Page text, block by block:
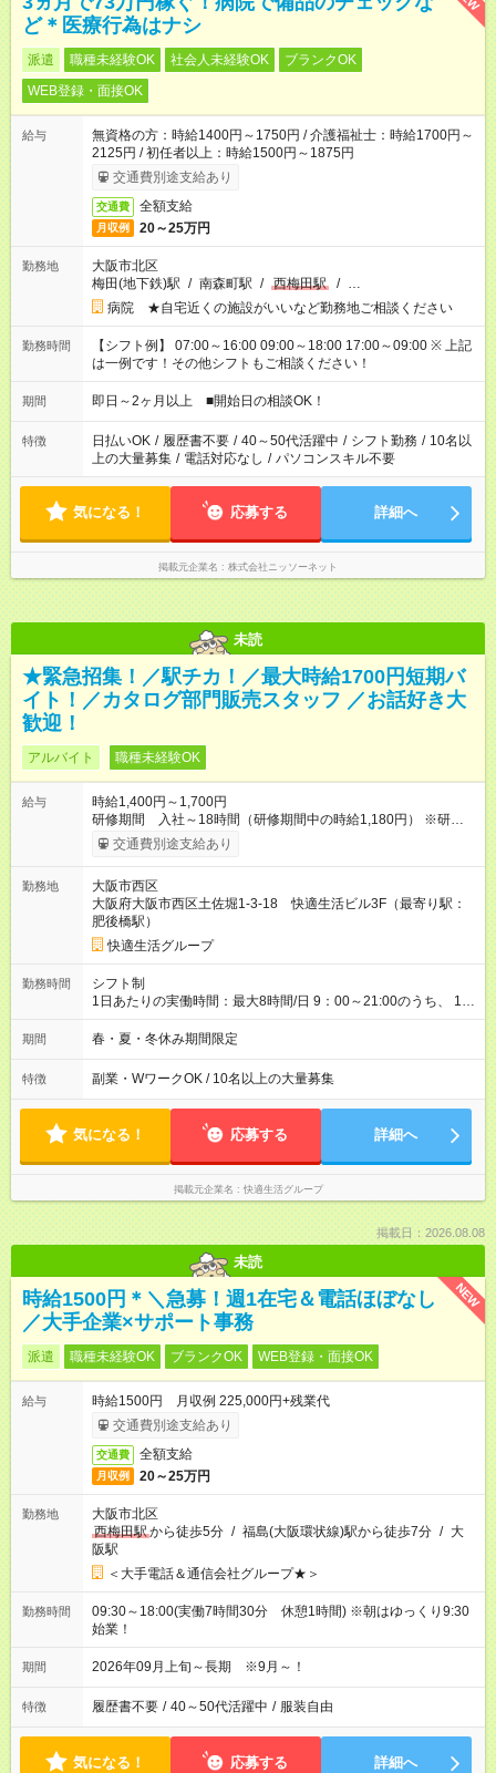
ど＊医療行為はナシ
派遣 職種未経験OK 社会人未経験OK
ブランクOK
WEB登録・面接OK
給与
無資格の方：時給1400円～1750円 / 介護福祉士：時給1700円～
2125円 / 初任者以上：時給1500円～1875円
交通費別途支給あり
交通費 全額支給
月収例 20～25万円
勤務地
大阪市北区
梅田(地下鉄)駅 / 南森町駅 / 西梅田駅 / …
病院 ★自宅近くの施設がいいなど勤務地ご相談ください
勤務時間
【シフト例】 07:00～16:00 09:00～18:00 17:00～09:00 ※ 上記
は一例です！その他シフトもご相談ください！
期間 即日～2ヶ月以上 ■開始日の相談OK！
特徴 日払いOK / 履歴書不要 / 40～50代活躍中 / シフト勤務 / 10名以
上の大量募集 / 電話対応なし / パソコンスキル不要
気になる！ 応募する 詳細へ
掲載元企業名 株式会社ニッソーネット
未読
★緊急招集！／駅チカ！／最大時給1700円短期バ
イト！／カタログ部門販売スタッフ ／お話好き大
歓迎！
アルバイト 職種未経験OK
給与
時給1,400円～1,700円
研修期間 入社～18時間（研修期間中の時給1,180円） ※研修期
間のみ交通費一部支給（社内規定あり） ◎研修期間終了後は、
下記の通り勤務時間帯により変動 ★入社 ～10月／9：00～
～18：00／1500円 18：00～21：00／1700円 ※概ね1ヶ月以
上の短期バイト。年末まで継続頂けると時給アップします。
【試用期間】試用期間あり 試用期間の長さ：1ヶ月 雇用形態、
給与は本採用時と同じです。 研修期間 入社～18時間（研修期
間中の時給1,180円） ※研修期間のみ交通費一部支給（社内規定
あり）
交通費別途支給あり
勤務地
大阪市西区
大阪府大阪市西区土佐堀1-3-18 快適生活ビル3F（最寄り駅：
肥後橋駅）
快適生活グループ
勤務時間
シフト制
1日あたりの実働時間：最大8時間/日 9：00～21:00のうち、 1日
3時間～/週3日～勤務OK! ※1ヶ月以上の勤務可能な方
期間 春・夏・冬休み期間限定
特徴 副業・WワークOK / 10名以上の大量募集
気になる！ 応募する 詳細へ
掲載元企業名 快適生活グループ
掲載日：2026.08.08
未読
NEW
時給1500円＊＼急募！週1在宅＆電話ほぼなし
／大手企業×サポート事務
派遣 職種未経験OK ブランクOK WEB登録・面接OK
給与
時給1500円 月収例 225,000円+残業代
交通費別途支給あり
交通費 全額支給
月収例 20～25万円
勤務地
大阪市北区
西梅田駅から徒歩5分 / 福島(大阪環状線)駅から徒歩7分 / 大
阪駅
＜大手電話＆通信会社グループ★＞
勤務時間
09:30～18:00(実働7時間30分 休憩1時間) ※朝はゆっくり9:30
始業！
期間 2026年09月上旬～長期 ※9月～！
特徴 履歴書不要 / 40～50代活躍中 / 服装自由
気になる！ 応募する 詳細へ